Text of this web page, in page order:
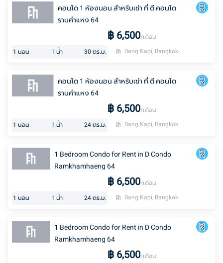
คอนโด 1 ห้องนอน สำหรับเช่า ที่ ดี คอนโด
รามคำแหง 64
฿ 6,500/เดือน
1 นอน 1 น้ำ 30 ตร.ม. Bang Kapi, Bangkok
คอนโด 1 ห้องนอน สำหรับเช่า ที่ ดี คอนโด
รามคำแหง 64
฿ 6,500/เดือน
1 นอน 1 น้ำ 24 ตร.ม. Bang Kapi, Bangkok
1 Bedroom Condo for Rent in D Condo
Ramkhamhaeng 64
฿ 6,500/เดือน
1 นอน 1 น้ำ 24 ตร.ม. Bang Kapi, Bangkok
1 Bedroom Condo for Rent in D Condo
Ramkhamhaeng 64
฿ 6,500/เดือน